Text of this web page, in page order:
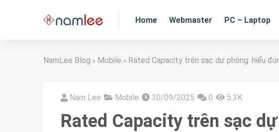
Home Webmaster PC – Laptop
NamLee Blog » Mobile » Rated Capacity trên sạc dự phòng: hiểu
Nam Lee Mobile 30/09/2025 0 5.3K
Rated Capacity trên sạc